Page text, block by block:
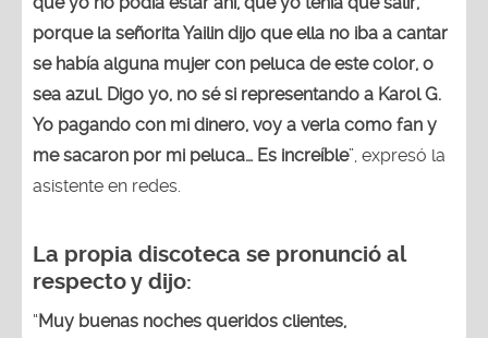
porque la señorita Yailin dijo que ella no iba a cantar
se había alguna mujer con peluca de este color, o
sea azul. Digo yo, no sé si representando a Karol G.
Yo pagando con mi dinero, voy a verla como fan y
me sacaron por mi peluca… Es increíble”, expresó la
asistente en redes.
La propia discoteca se pronunció al
respecto y dijo:
“Muy buenas noches queridos clientes,